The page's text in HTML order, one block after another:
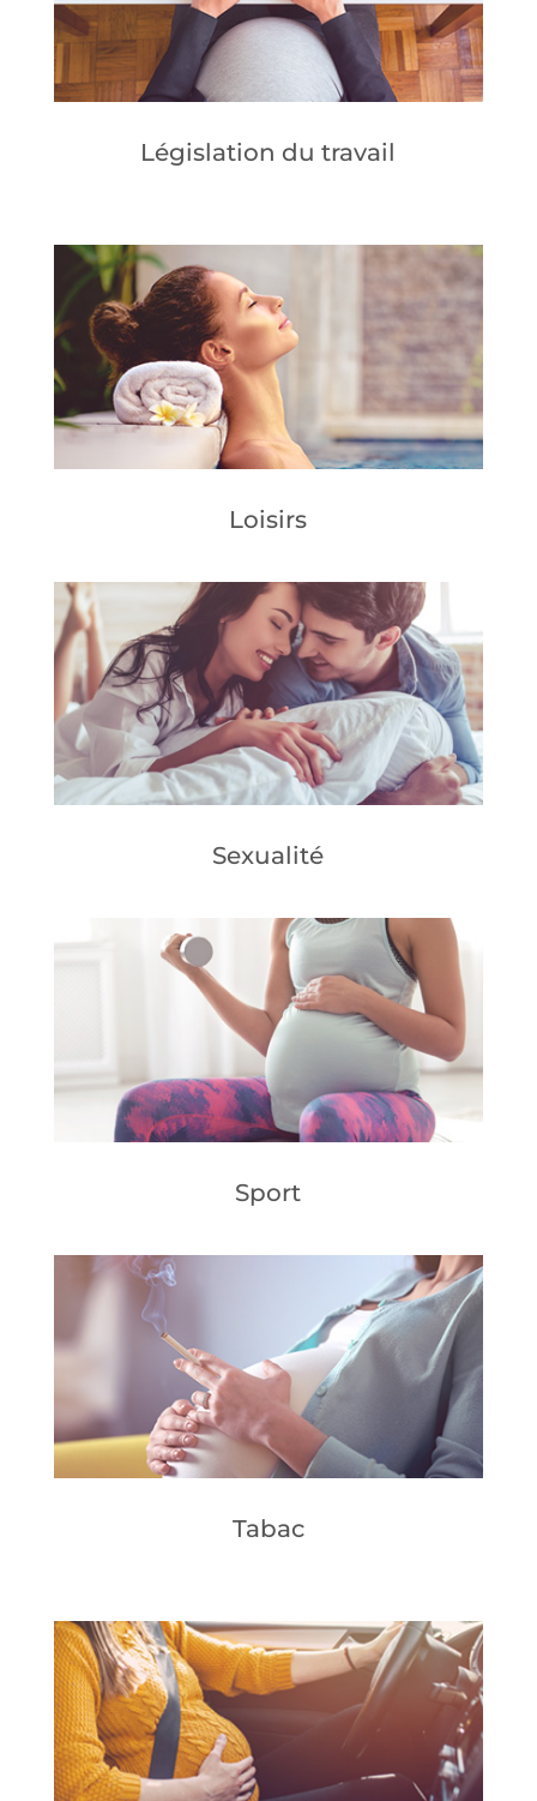
Législation du travail
Loisirs
Sexualité
Sport
Tabac